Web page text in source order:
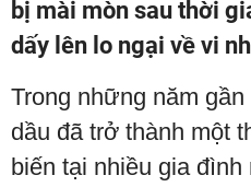
bị mài mòn sau thời
dấy lên lo ngại về vi
Trong những năm
dầu đã trở thành một
biến tại nhiều gia